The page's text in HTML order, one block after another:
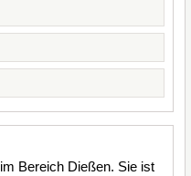
im Bereich Dießen. Sie ist